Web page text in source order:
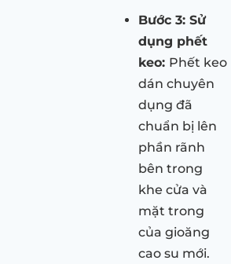
Bước 3: Sử
dụng phết
keo: Phết keo
dán chuyên
dụng đã
chuẩn bị lên
phần rãnh
bên trong
khe cửa và
mặt trong
của gioăng
cao su mới.